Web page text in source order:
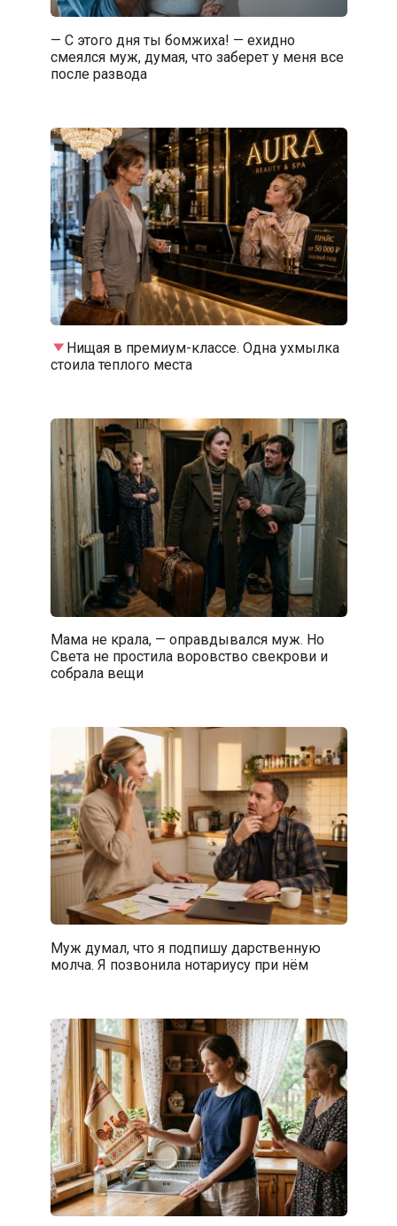
— С этого дня ты бомжиха! — ехидно
смеялся муж, думая, что заберет у меня все
после развода
Нищая в премиум-классе. Одна ухмылка
стоила теплого места
Мама не крала, — оправдывался муж. Но
Света не простила воровство свекрови и
собрала вещи
Муж думал, что я подпишу дарственную
молча. Я позвонила нотариусу при нём